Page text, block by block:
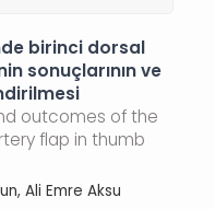
birinci dorsal
sonuçlarının ve
outcomes of the
flap in thumb
Ali Emre Aksu